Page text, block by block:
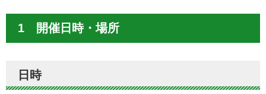
1 開催日時・場所
日時